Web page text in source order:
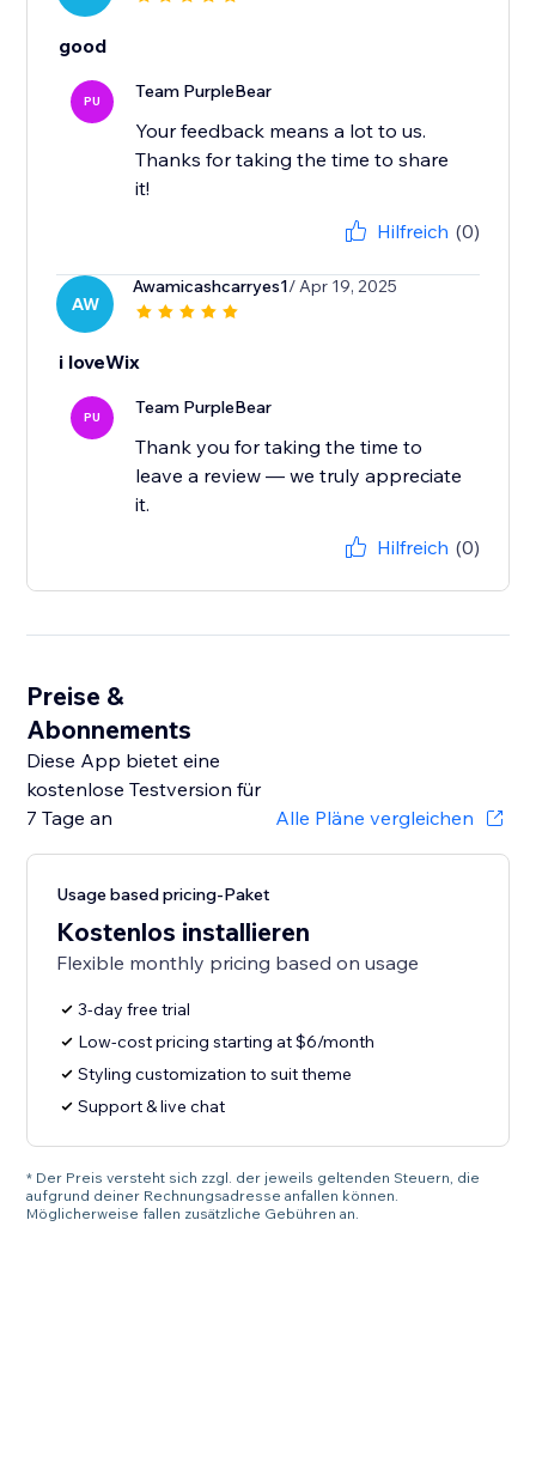
good
PU Team PurpleBear
Your feedback means a lot to us.
Thanks for taking the time to share
it!
Hilfreich (0)
AW
Awamicashcarryes1/ Apr 19, 2025
i loveWix
PU Team PurpleBear
Thank you for taking the time to
leave a review — we truly appreciate
it.
Hilfreich (0)
Preise &
Abonnements
Diese App bietet eine
kostenlose Testversion für
7 Tage an
Alle Pläne vergleichen
Usage based pricing-Paket
Kostenlos installieren
Flexible monthly pricing based on usage
3-day free trial
Low-cost pricing starting at $6/month
Styling customization to suit theme
Support & live chat
* Der Preis versteht sich zzgl. der jeweils geltenden Steuern, die
aufgrund deiner Rechnungsadresse anfallen können.
Möglicherweise fallen zusätzliche Gebühren an.